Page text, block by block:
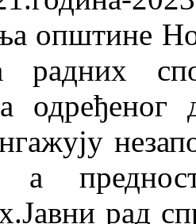
општине
радних
а
рад